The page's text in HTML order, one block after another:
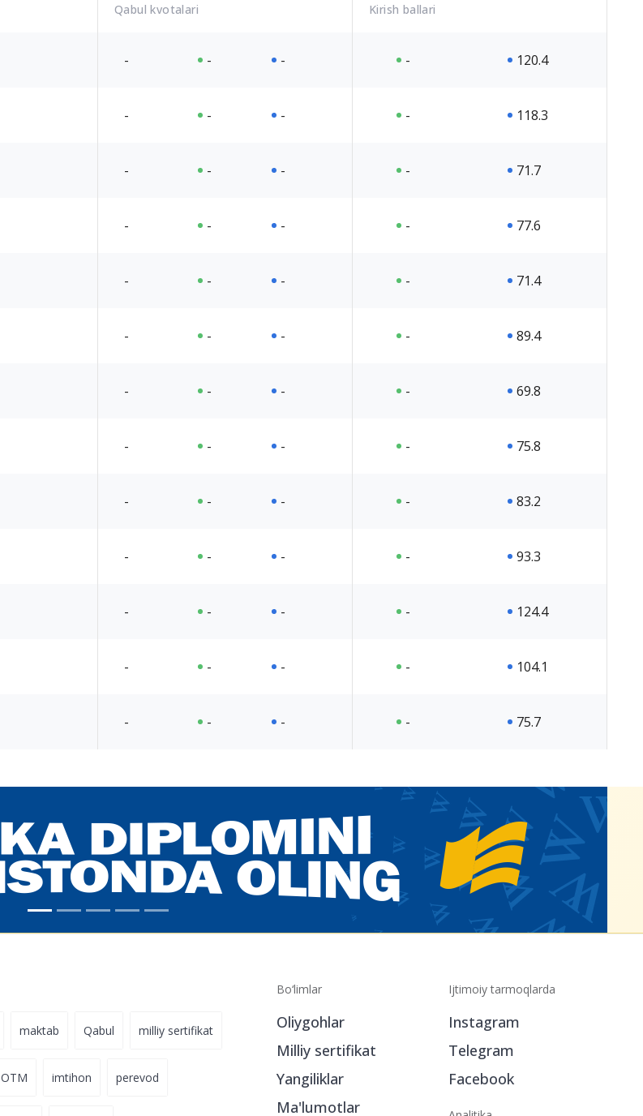
Qabul kvotalari Kirish ballari
- - - - 120.4
- - - - 118.3
- - - - 71.7
- - - - 77.6
- - - - 71.4
- - - - 89.4
- - - - 69.8
- - - - 75.8
- - - - 83.2
- - - - 93.3
- - - - 124.4
- - - - 104.1
- - - - 75.7
maktab Qabul milliy sertifikat
OTM imtihon perevod
Bo‘limlar
Oliygohlar
Milliy sertifikat
Yangiliklar
Ma'lumotlar
Ijtimoiy tarmoqlarda
Instagram
Telegram
Facebook